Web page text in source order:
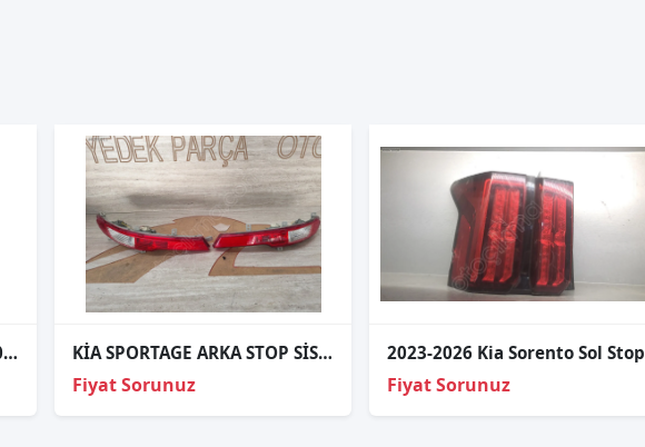
Kia Kapak Lamba Sis Bongo 04-12 Sol (Sissiz) KİA SPORTAGE ARKA STOP SİS LAMBA SAĞ-SOL
Fiyat Sorunuz
2023-2026 Kia Sorento Sol Stop
Fiyat Sorunuz